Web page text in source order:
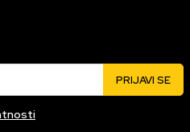
PRIJAVI SE